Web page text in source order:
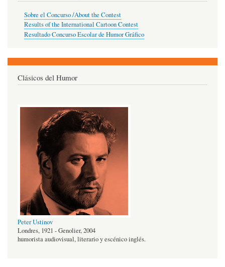
Sobre el Concurso /About the Contest
Results of the International Cartoon Contest
Resultado Concurso Escolar de Humor Gráfico
Clásicos del Humor
Peter Ustinov
Londres, 1921 - Genolier, 2004
humorista audiovisual, literario y escénico inglés.